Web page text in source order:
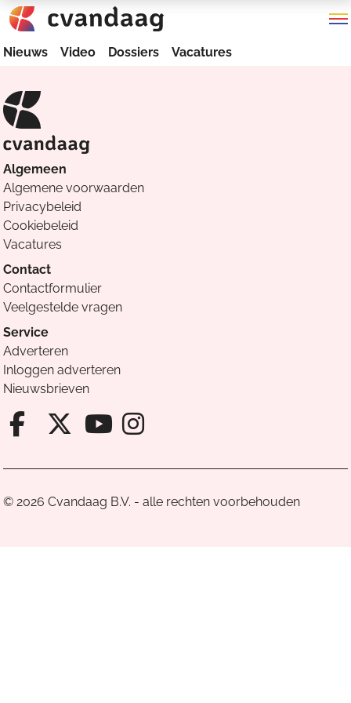
Nieuws Video Dossiers Vacatures
Algemeen
Algemene voorwaarden
Privacybeleid
Cookiebeleid
Vacatures
Contact
Contactformulier
Veelgestelde vragen
Service
Adverteren
Inloggen adverteren
Nieuwsbrieven
Facebook van Cvandaag
X van Cvandaag
Instagram van
© 2026 Cvandaag B.V. - alle rechten voorbehouden